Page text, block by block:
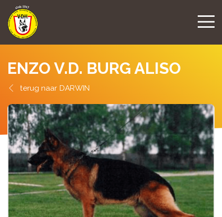
ENZO V.D. BURG ALISO
DARWIN